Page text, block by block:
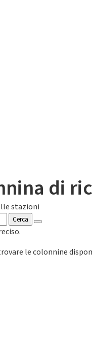
di
stazioni
Cerca
le colonnine